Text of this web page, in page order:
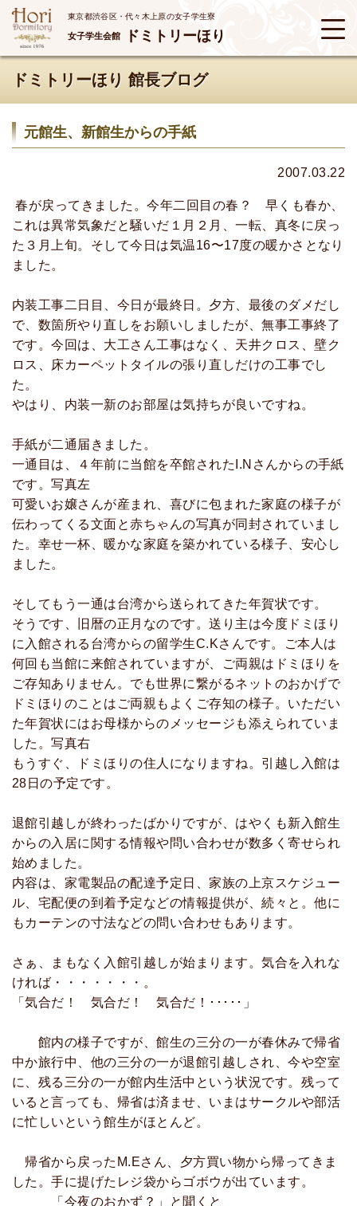
東京都渋谷区・代々木上原の女子学生寮
女子学生会館 ドミトリーほり
ドミトリーほり 館長ブログ
元館生、新館生からの手紙
2007.03.22
春が戻ってきました。今年二回目の春？ 早くも春か、
これは異常気象だと騒いだ１月２月、一転、真冬に戻っ
た３月上旬。そして今日は気温16〜17度の暖かさとなり
ました。
内装工事二日目、今日が最終日。夕方、最後のダメだし
で、数箇所やり直しをお願いしましたが、無事工事終了
です。今回は、大工さん工事はなく、天井クロス、壁ク
ロス、床カーペットタイルの張り直しだけの工事でし
た。
やはり、内装一新のお部屋は気持ちが良いですね。
手紙が二通届きました。
一通目は、４年前に当館を卒館されたI.Nさんからの手紙
です。写真左
可愛いお嬢さんが産まれ、喜びに包まれた家庭の様子が
伝わってくる文面と赤ちゃんの写真が同封されていまし
た。幸せ一杯、暖かな家庭を築かれている様子、安心し
ました。
そしてもう一通は台湾から送られてきた年賀状です。
そうです、旧暦の正月なのです。送り主は今度ドミほり
に入館される台湾からの留学生C.Kさんです。ご本人は
何回も当館に来館されていますが、ご両親はドミほりを
ご存知ありません。でも世界に繋がるネットのおかげで
ドミほりのことはご両親もよくご存知の様子。いただい
た年賀状にはお母様からのメッセージも添えられていま
した。写真右
もうすぐ、ドミほりの住人になりますね。引越し入館は
28日の予定です。
退館引越しが終わったばかりですが、はやくも新入館生
からの入居に関する情報や問い合わせが数多く寄せられ
始めました。
内容は、家電製品の配達予定日、家族の上京スケジュー
ル、宅配便の到着予定などの情報提供が、続々と。他に
もカーテンの寸法などの問い合わせもあります。
さぁ、まもなく入館引越しが始まります。気合を入れな
ければ・・・・・・・。
「気合だ！ 気合だ！ 気合だ！･････」
館内の様子ですが、館生の三分の一が春休みで帰省
中か旅行中、他の三分の一が退館引越しされ、今や空室
に、残る三分の一が館内生活中という状況です。残って
いると言っても、帰省は済ませ、いまはサークルや部活
に忙しいという館生がほとんど。
帰省から戻ったM.Eさん、夕方買い物から帰ってきま
した。手に提げたレジ袋からゴボウが出ています。
「今夜のおかず？」と聞くと